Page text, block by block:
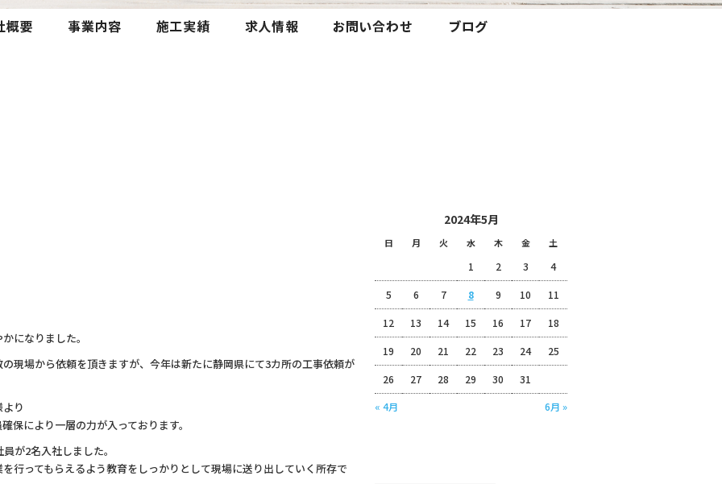
になりました。
現場から依頼を頂きますが、今年は新たに静岡県にて3カ所の工事依頼が
り
保により一層の力が入っております。
が2名入社しました。
行ってもらえるよう教育をしっかりとして現場に送り出していく所存で
2024年5月
日 月 火 水 木 金 土
« 4月 6月 »
1 2 3 4
5 6 7 8 9 10 11
12 13 14 15 16 17 18
19 20 21 22 23 24 25
26 27 28 29 30 31